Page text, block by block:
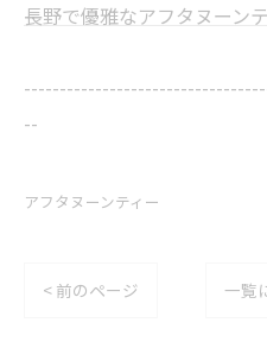
長野で優雅なアフタヌーン
--
アフタヌーンティー
< 前のページ 一覧